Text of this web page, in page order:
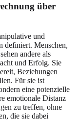
über
und
definiert. Menschen,
andere als
und Erfolg. Sie
Beziehungen
Für sie ist
eine potenzielle
emotionale Distanz
zu treffen, ohne
die sie dabei